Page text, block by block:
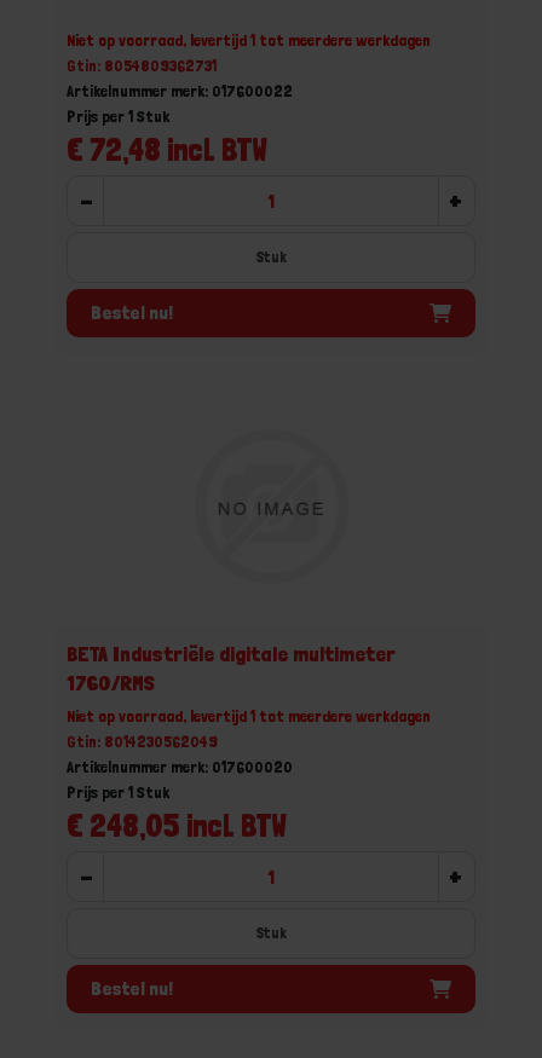
Niet op voorraad, levertijd 1 tot meerdere werkdagen
Gtin: 8054809362731
Artikelnummer merk: 017600022
€ 72,48 incl. BTW
Prijs per 1 Stuk
- +
Stuk
Bestel nu!
BETA Industriële digitale multimeter
1760/RMS
Niet op voorraad, levertijd 1 tot meerdere werkdagen
Gtin: 8014230562049
Artikelnummer merk: 017600020
€ 248,05 incl. BTW
Prijs per 1 Stuk
- +
Stuk
Bestel nu!